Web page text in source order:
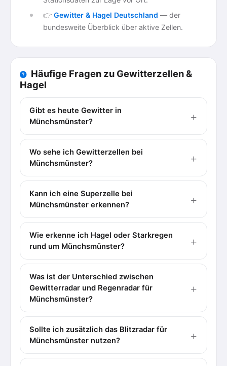
👉 Gewitter & Hagel Deutschland — der
bundesweite Überblick über aktive Zellen.
Häufige Fragen zu Gewitterzellen &
Hagel
Gibt es heute Gewitter in
Münchsmünster?
Wo sehe ich Gewitterzellen bei
Münchsmünster?
Kann ich eine Superzelle bei
Münchsmünster erkennen?
Wie erkenne ich Hagel oder Starkregen
rund um Münchsmünster?
Was ist der Unterschied zwischen
Gewitterradar und Regenradar für
Münchsmünster?
Sollte ich zusätzlich das Blitzradar für
Münchsmünster nutzen?